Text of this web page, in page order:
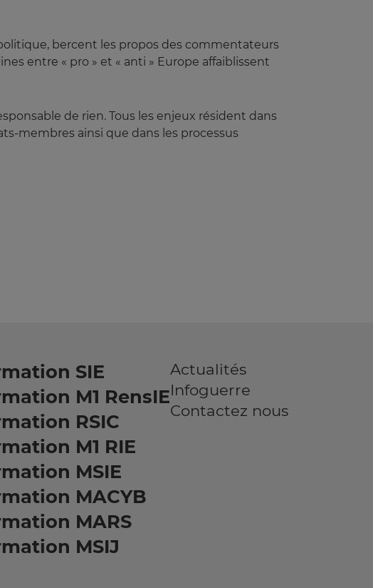
bercent les propos des commentateurs
entre « pro » et « anti » Europe affaiblissent
de rien. Tous les enjeux résident dans
membres ainsi que dans les processus
SIE
M1 RensIE
RSIC
M1 RIE
MSIE
MACYB
MARS
MSIJ
Actualités
Infoguerre
Contactez nous